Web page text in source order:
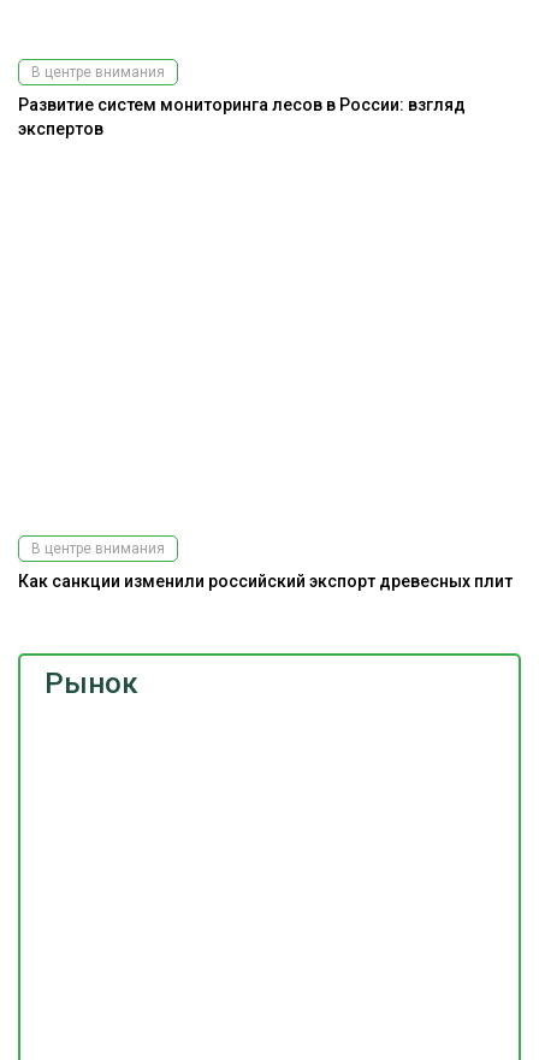
Рынок
В центре внимания
Развитие систем мониторинга лесов в России: взгляд
экспертов
В центре внимания
Как санкции изменили российский экспорт древесных плит